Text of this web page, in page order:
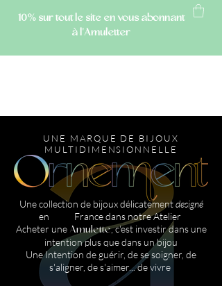
10% sur tout le site en vous abonnant
à l'Amuletter
UNE MARQUE DE BIJOUX
MULTIDIMENSIONNELLE
Une collection de bijoux délicatementdesigné
en France dans notre Atelier
Acheter une Amulette, c'est investir dans une
intention plus que dans un bijou
Une Intention de guérir, de se soigner, de
s'aligner, de s'aimer... de vivre
en